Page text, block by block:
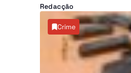
para lançar um apelo
empossados,
Executivo espera
concretos na resolução
principais problemas do
mesmo dia, o Chefe de
Redacção
Crime